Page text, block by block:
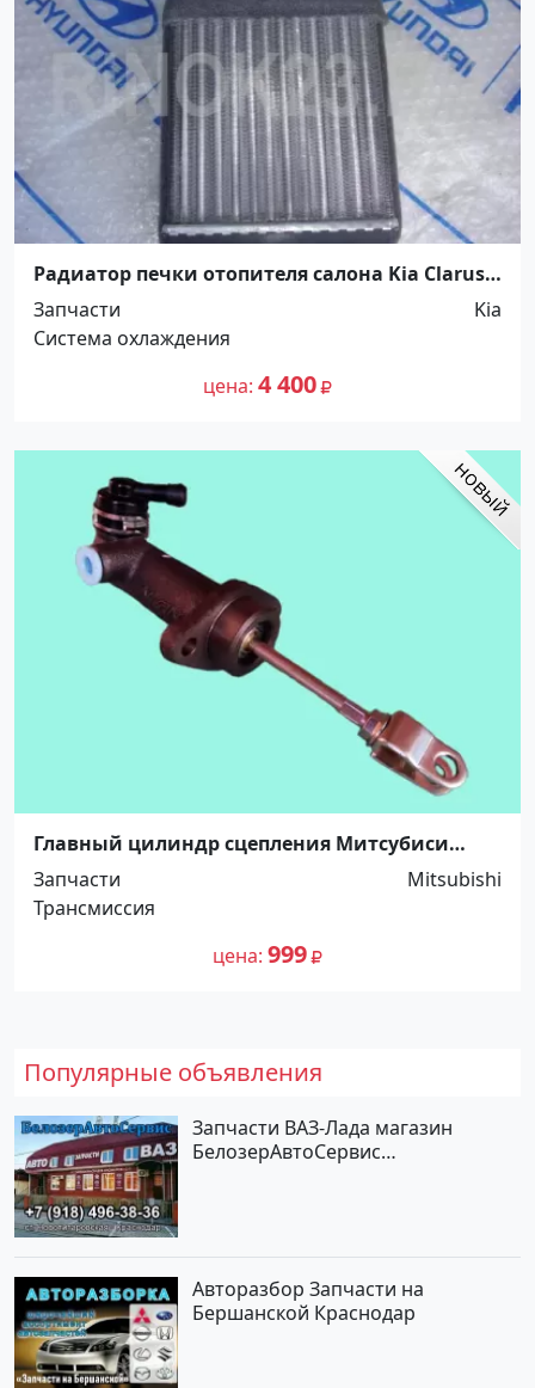
Радиатор печки отопителя салона Kia Clarus
Краснодар Краснодар
Запчасти
Kia
Система охлаждения
цена 4 400
Главный цилиндр сцепления Митсубиси
Кантер, FE637, 7/8", SEIKEN Краснодар
Запчасти
Mitsubishi
Трансмиссия
цена 999
Популярные объявления
Запчасти ВАЗ-Лада магазин
БелозерАвтоСервис
Авторазбор Запчасти на
Бершанской Краснодар